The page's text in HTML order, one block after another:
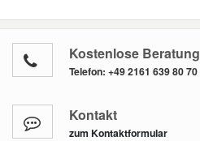
Kostenlose Beratung
Telefon: +49 2161 639 80 70
Kontakt
zum Kontaktformular